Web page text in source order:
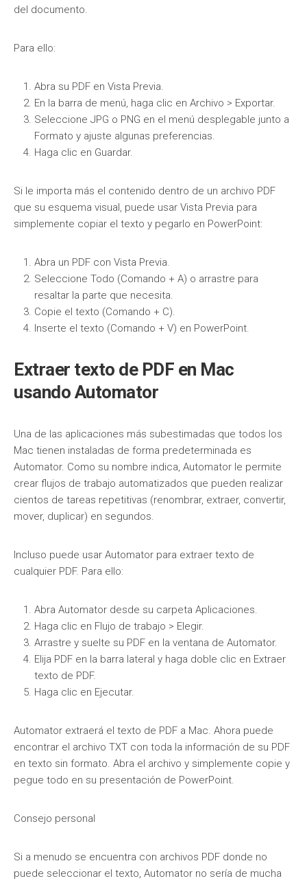
del documento.
Para ello:
Abra su PDF en Vista Previa.
En la barra de menú, haga clic en Archivo > Exportar.
Seleccione JPG o PNG en el menú desplegable junto a
Formato y ajuste algunas preferencias.
Haga clic en Guardar.
Si le importa más el contenido dentro de un archivo PDF
que su esquema visual, puede usar Vista Previa para
simplemente copiar el texto y pegarlo en PowerPoint:
Abra un PDF con Vista Previa.
Seleccione Todo (Comando + A) o arrastre para
resaltar la parte que necesita.
Copie el texto (Comando + C).
Inserte el texto (Comando + V) en PowerPoint.
Extraer texto de PDF en Mac
usando Automator
Una de las aplicaciones más subestimadas que todos los
Mac tienen instaladas de forma predeterminada es
Automator. Como su nombre indica, Automator le permite
crear flujos de trabajo automatizados que pueden realizar
cientos de tareas repetitivas (renombrar, extraer, convertir,
mover, duplicar) en segundos.
Incluso puede usar Automator para extraer texto de
cualquier PDF. Para ello:
Abra Automator desde su carpeta Aplicaciones.
Haga clic en Flujo de trabajo > Elegir.
Arrastre y suelte su PDF en la ventana de Automator.
Elija PDF en la barra lateral y haga doble clic en Extraer
texto de PDF.
Haga clic en Ejecutar.
Automator extraerá el texto de PDF a Mac. Ahora puede
encontrar el archivo TXT con toda la información de su PDF
en texto sin formato. Abra el archivo y simplemente copie y
pegue todo en su presentación de PowerPoint.
Consejo personal
Si a menudo se encuentra con archivos PDF donde no
puede seleccionar el texto, Automator no sería de mucha